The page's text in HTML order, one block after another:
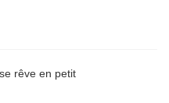
rêve en petit